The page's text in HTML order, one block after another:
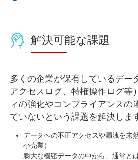
解決可能な課題
多くの企業が保有しているデー
アクセスログ、特権操作ログ等
ィの強化やコンプライアンスの
ていないという課題を解決しま
データへの不正アクセスや漏洩を未
小売業）
膨大な機密データの中から、通常と